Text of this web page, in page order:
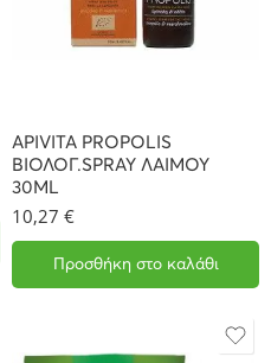
APIVITA PROPOLIS
ΒΙΟΛΟΓ.SPRAY ΛΑΙΜΟΥ
30ML
10,27 €
Προσθήκη στο καλάθι